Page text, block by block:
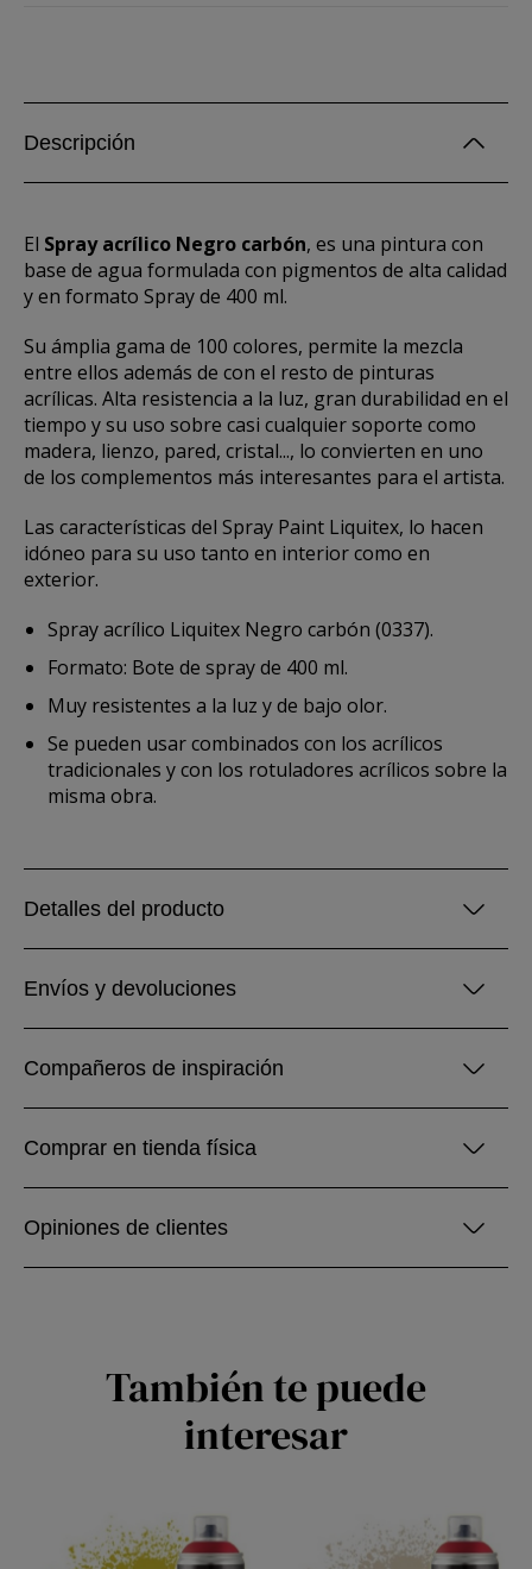
Descripción
El Spray acrílico Negro carbón, es una pintura con
base de agua formulada con pigmentos de alta calidad
y en formato Spray de 400 ml.
Su ámplia gama de 100 colores, permite la mezcla
entre ellos además de con el resto de pinturas
acrílicas. Alta resistencia a la luz, gran durabilidad en el
tiempo y su uso sobre casi cualquier soporte como
madera, lienzo, pared, cristal..., lo convierten en uno
de los complementos más interesantes para el artista.
Las características del Spray Paint Liquitex, lo hacen
idóneo para su uso tanto en interior como en
exterior.
Spray acrílico Liquitex Negro carbón (0337).
Formato: Bote de spray de 400 ml.
Muy resistentes a la luz y de bajo olor.
Se pueden usar combinados con los acrílicos
tradicionales y con los rotuladores acrílicos sobre la
misma obra.
Detalles del producto
Envíos y devoluciones
Compañeros de inspiración
Comprar en tienda física
Opiniones de clientes
También te puede
interesar